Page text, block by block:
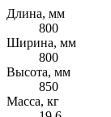
Длина, мм
800
Ширина, мм
800
Высота, мм
850
Масса, кг